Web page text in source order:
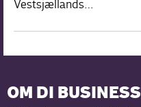
Vestsjællands…
OM DI BUSINESS